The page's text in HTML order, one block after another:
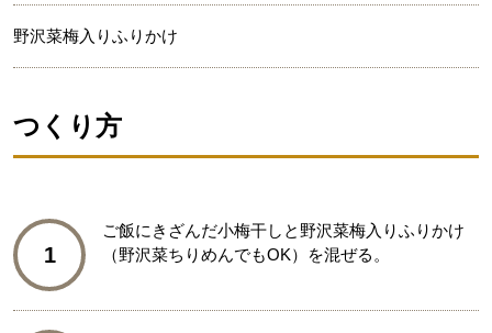
野沢菜梅入りふりかけ
つくり方
1
ご飯にきざんだ小梅干しと野沢菜梅入りふりかけ
（野沢菜ちりめんでもOK）を混ぜる。